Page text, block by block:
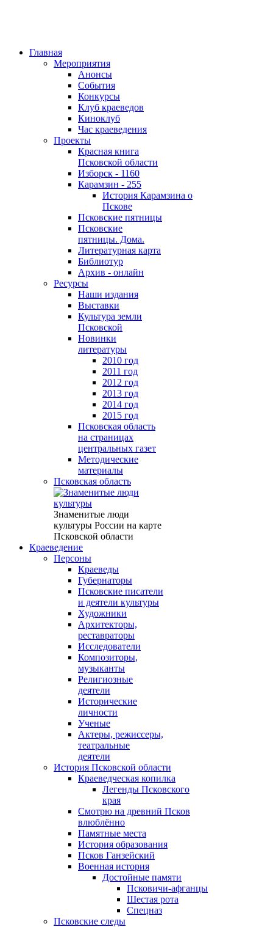
Главная
Мероприятия
Анонсы
События
Конкурсы
Клуб краеведов
Киноклуб
Час краеведения
Проекты
Красная книга
Псковской области
Изборск - 1160
Карамзин - 255
История Карамзина о
Пскове
Псковские пятницы
Псковские
пятницы. Дома.
Литературная карта
Библиотур
Архив - онлайн
Ресурсы
Наши издания
Выставки
Культура земли
Псковской
Новинки
литературы
2010 год
2011 год
2012 год
2013 год
2014 год
2015 год
Псковская область
на страницах
центральных газет
Методические
материалы
Псковская область
Знаменитые люди
культуры России на карте
Псковской области
Краеведение
Персоны
Краеведы
Губернаторы
Псковские писатели
и деятели культуры
Художники
Архитекторы,
реставраторы
Исследователи
Композиторы,
музыканты
Религиозные
деятели
Исторические
личности
Ученые
Актеры, режиссеры,
театральные
деятели
История Псковской области
Краеведческая копилка
Легенды Псковского
края
Смотрю на древний Псков
влюблённо
Памятные места
История образования
Псков Ганзейский
Военная история
Достойные памяти
Псковичи-афганцы
Шестая рота
Спецназ
Псковские следы